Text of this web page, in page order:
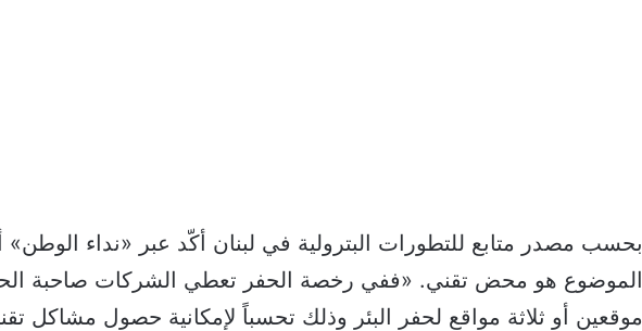
بحسب مصدر متابع للتطورات البترولية في لبنان أكّد عبر «نداء الوطن»
الموضوع هو محض تقني. «ففي رخصة الحفر تعطي الشركات صاحبة
موقعين أو ثلاثة مواقع لحفر البئر وذلك تحسباً لإمكانية حصول مشاكل